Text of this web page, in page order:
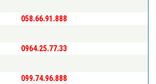
058.66.91.888
0964.25.77.33
099.74.96.888